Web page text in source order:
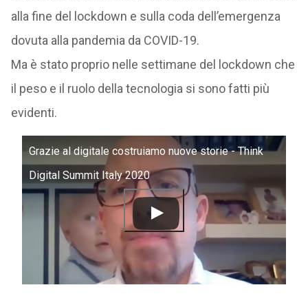
alla fine del lockdown e sulla coda dell’emergenza
dovuta alla pandemia da COVID-19.
Ma è stato proprio nelle settimane del lockdown che
il peso e il ruolo della tecnologia si sono fatti più
evidenti.
Grazie al digitale costruiamo nuove storie - Think
Digital Summit Italy 2020